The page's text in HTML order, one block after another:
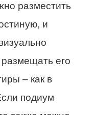
разместить
и
размещать его
– как в
подиум